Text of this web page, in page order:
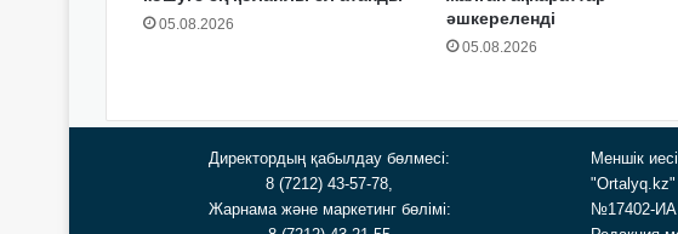
05.08.2026
әшкереленді
05.08.2026
Директордың қабылдау бөлмесі:
8 (7212) 43-57-78,
Жарнама және маркетинг бөлімі:
Меншік
"Ortalyq.kz"
№17402-ИА